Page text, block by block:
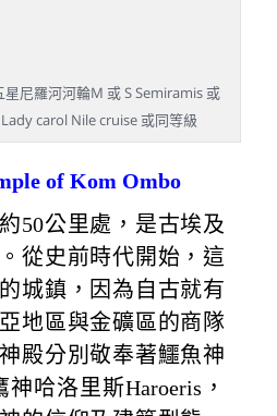
羅河河輪M 或 S Semiramis 或
carol Nile cruise 或同等級
of Kom Ombo
50公里處，是古埃及
從史前時代開始，這
城鎮，因為自古就有
地區與金礦區的商隊
殿分別敬奉著鱷魚神
神哈洛里斯Haroeris，